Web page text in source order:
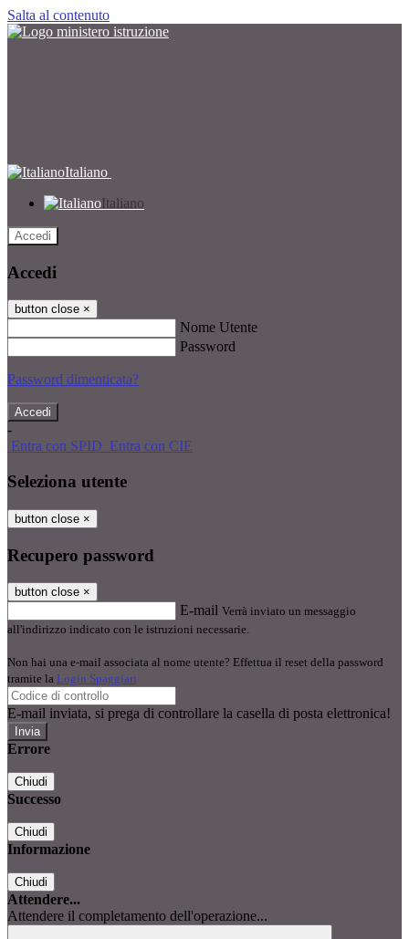
Salta al contenuto
Italiano
Italiano
Accedi
Accedi
button close ×
Nome Utente
Password
Password dimenticata?
-
Entra con SPID Entra con CIE
Seleziona utente
button close ×
Recupero password
button close ×
E-mail Verrà inviato un messaggio
all'indirizzo indicato con le istruzioni necessarie.
Non hai una e-mail associata al nome utente? Effettua il reset della password
tramite la Login Spaggiari
E-mail inviata, si prega di controllare la casella di posta elettronica!
Errore
Chiudi
Successo
Chiudi
Informazione
Chiudi
Attendere...
Attendere il completamento dell'operazione...